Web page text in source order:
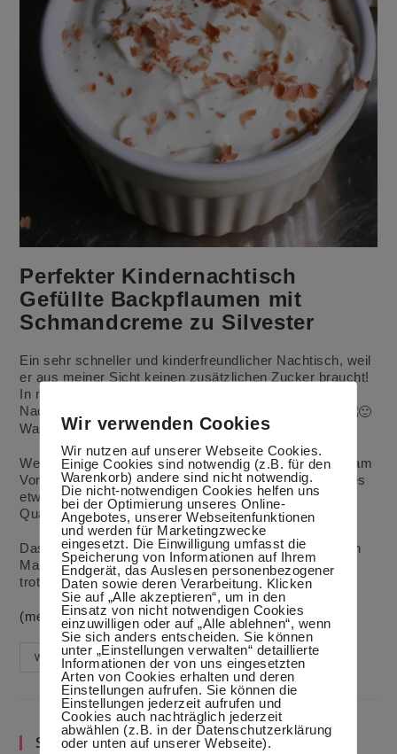
Perfekter Kindernachtisch
Gefüllte Backpflaumen mit
Schmandcreme zu Silvester
Ein sehr schneller und kinderfreundlicher Nachtisch, weil
er aus meiner Sicht keinen zusätzlichen Zucker braucht!
In nur 10-15 Minuten zauberst du einen leckeren
Nachtisch, der gut für die Linie und für die Zähne ist
Was will man mehr?
Wenn du Besuch erwartest, kannst du den Nachtisch am
Vortag zubereiten und über Nacht ziehen lassen. Um es
etwas „leichter“ zu machen, habe ich Schmand und
Quark genommen.
Das Dessert ist so sättigend, dass wir vorher nur einen
Mango-Avocado-Feldsalat mit Garnelen hatten und
trotzdem keiner hungrig blieb.
(mehr …)
Weiterlesen Perfekter
Kindernachtisch
Gefüllte
Backpflaumen
Mit
Schmandcreme
Zu
Silvester
Suche im Blog
Wir verwenden Cookies
Wir nutzen auf unserer Webseite Cookies.
Einige Cookies sind notwendig (z.B. für den
Warenkorb) andere sind nicht notwendig.
Die nicht-notwendigen Cookies helfen uns
bei der Optimierung unseres Online-
Angebotes, unserer Webseitenfunktionen
und werden für Marketingzwecke
eingesetzt. Die Einwilligung umfasst die
Speicherung von Informationen auf Ihrem
Endgerät, das Auslesen personenbezogener
Daten sowie deren Verarbeitung. Klicken
Sie auf „Alle akzeptieren“, um in den
Einsatz von nicht notwendigen Cookies
einzuwilligen oder auf „Alle ablehnen“, wenn
Sie sich anders entscheiden. Sie können
unter „Einstellungen verwalten“ detaillierte
Informationen der von uns eingesetzten
Arten von Cookies erhalten und deren
Einstellungen aufrufen. Sie können die
Einstellungen jederzeit aufrufen und
Cookies auch nachträglich jederzeit
abwählen (z.B. in der Datenschutzerklärung
oder unten auf unserer Webseite).